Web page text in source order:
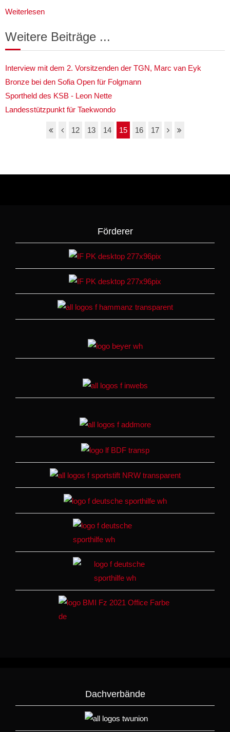
Weiterlesen
Weitere Beiträge ...
Interview mit dem 2. Vorsitzenden der TGN, Marc van Eyk
Bronze bei den Sofia Open für Folgmann
Sportheld des KSB - Leon Nette
Landesstützpunkt für Taekwondo
12 13 14 15 16 17
Förderer
Dachverbände